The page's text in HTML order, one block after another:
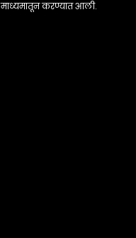
माध्यमातून करण्यात आली.